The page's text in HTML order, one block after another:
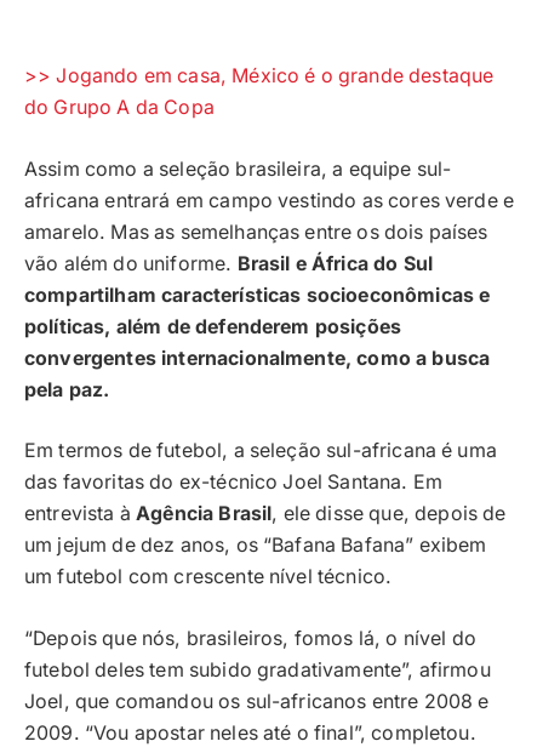
>> Jogando em casa, México é o grande destaque
do Grupo A da Copa
Assim como a seleção brasileira, a equipe sul-
africana entrará em campo vestindo as cores verde e
amarelo. Mas as semelhanças entre os dois países
vão além do uniforme. Brasil e África do Sul
compartilham características socioeconômicas e
políticas, além de defenderem posições
convergentes internacionalmente, como a busca
pela paz.
Em termos de futebol, a seleção sul-africana é uma
das favoritas do ex-técnico Joel Santana. Em
entrevista àAgência Brasil, ele disse que, depois de
um jejum de dez anos, os “Bafana Bafana” exibem
um futebol com crescente nível técnico.
“Depois que nós, brasileiros, fomos lá, o nível do
futebol deles tem subido gradativamente”, afirmou
Joel, que comandou os sul-africanos entre 2008 e
2009. “Vou apostar neles até o final”, completou.